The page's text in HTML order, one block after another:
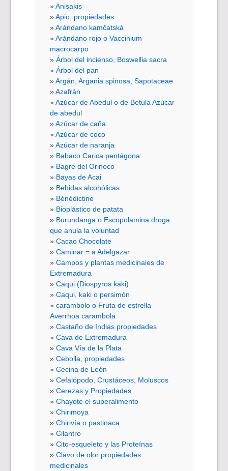
Anisakis
Apio, propiedades
Arándano kamčatská
Arándano rojo o Vaccinium
macrocarpo
Árbol del incienso, Boswellia sacra
Árbol del pan
Argán, Argania spinosa, Sapotaceae
Azafrán
Azúcar de Abedul o de Betula Azúcar
de abedul
Azúcar de caña
Azúcar de coco
Azúcar de naranja
Babaco Carica pentágona
Bagre del Orinoco
Bayas de Acai
Bebidas alcohólicas
Bénédictine
Bioplástico de patata
Burundanga o Escopolamina droga
que anula la voluntad
Cacao Chocolate
Caminar = a Adelgazar
Campos y plantas medicinales de
Extremadura
Caqui (Diospyros kaki)
Caqui, kaki o persimón
carambolo o Fruta de estrella
Averrhoa carambola
Castaño de Indias propiedades
Cava de Extremadura
Cava Vía de la Plata
Cebolla, propiedades
Cecina de León
Cefalópodo, Crustáceos, Moluscos
Cerezas y Propiedades
Chayote el superalimento
Chirimoya
Chirivía o pastinaca
Cilantro
Cito-esqueleto y las Proteínas
Clavo de olor propiedades
medicinales